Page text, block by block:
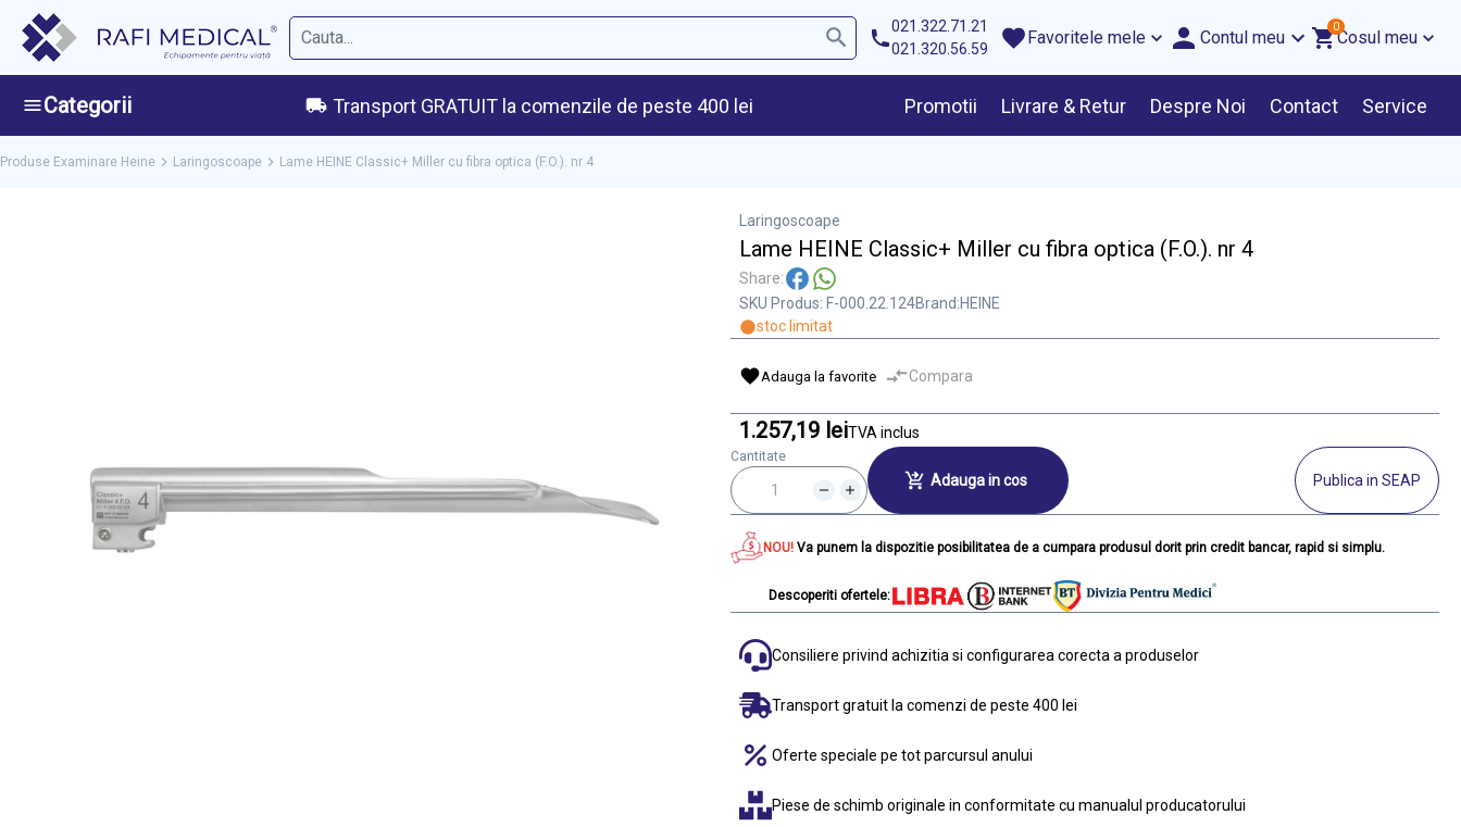
021.322.71.21
021.320.56.59
Favoritele mele Contul meu
0
Cosul meu
Categorii Transport GRATUIT la comenzile de peste 400 lei Promotii Livrare & Retur Despre Noi Contact Service
Produse Examinare Heine Laringoscoape Lame HEINE Classic+ Miller cu fibra optica (F.O.). nr 4
Laringoscoape
Lame HEINE Classic+ Miller cu fibra optica (F.O.). nr 4
Share:
SKU Produs: F-000.22.124Brand:HEINE
stoc limitat
Adauga la favorite Compara
1.257,19 leiTVA inclus
Cantitate
Adauga in cos Publica in SEAP
NOU! Va punem la dispozitie posibilitatea de a cumpara produsul dorit prin credit bancar, rapid si simplu.
Descoperiti ofertele:
Consiliere privind achizitia si configurarea corecta a produselor
Transport gratuit la comenzi de peste 400 lei
Oferte speciale pe tot parcursul anului
Piese de schimb originale in conformitate cu manualul producatorului